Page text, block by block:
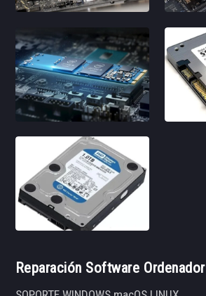
Reparación Software Ordenador